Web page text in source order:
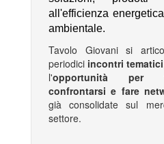
all'efficienza
ambientale.
Tavolo Giovani si
periodici incontri tematici
l'opportunità per
confrontarsi e fare
già consolidate sul
settore.